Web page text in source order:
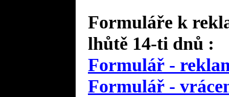
Formuláře k
lhůtě 14-ti dnů :
Formulář -
Formulář -